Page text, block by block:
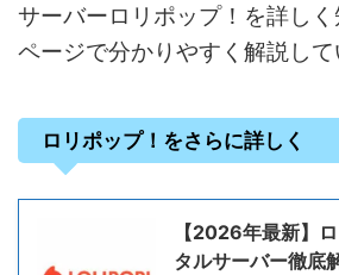
サーバーロリポップ！を詳し
ページで分かりやすく解説して
ロリポップ！をさらに詳しく
【2026年最新】
タルサーバー徹底